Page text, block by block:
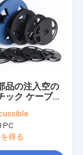
品の注入空の
ック ケーブル
PC
得る